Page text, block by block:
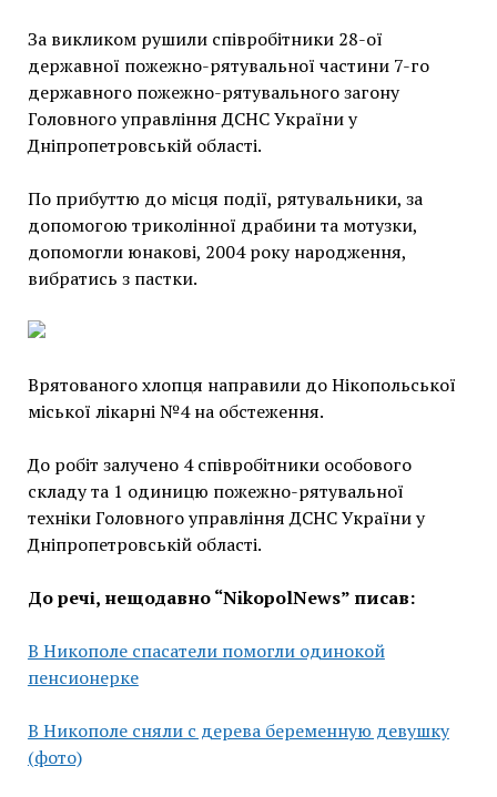
За викликом рушили співробітники 28-ої
державної пожежно-рятувальної частини 7-го
державного пожежно-рятувального загону
Головного управління ДСНС України у
Дніпропетровській області.
По прибуттю до місця події, рятувальники, за
допомогою триколінної драбини та мотузки,
допомогли юнакові, 2004 року народження,
вибратись з пастки.
Врятованого хлопця направили до Нікопольської
міської лікарні №4 на обстеження.
До робіт залучено 4 співробітники особового
складу та 1 одиницю пожежно-рятувальної
техніки Головного управління ДСНС України у
Дніпропетровській області.
До речі, нещодавно “NikopolNews” писав:
В Никополе спасатели помогли одинокой
пенсионерке
В Никополе сняли с дерева беременную девушку
(фото)